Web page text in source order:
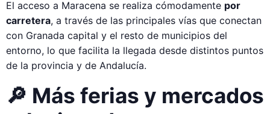
El acceso a Maracena se realiza cómodamente por
carretera, a través de las principales vías que conectan
con Granada capital y el resto de municipios del
entorno, lo que facilita la llegada desde distintos puntos
de la provincia y de Andalucía.
🔎 Más ferias y mercados